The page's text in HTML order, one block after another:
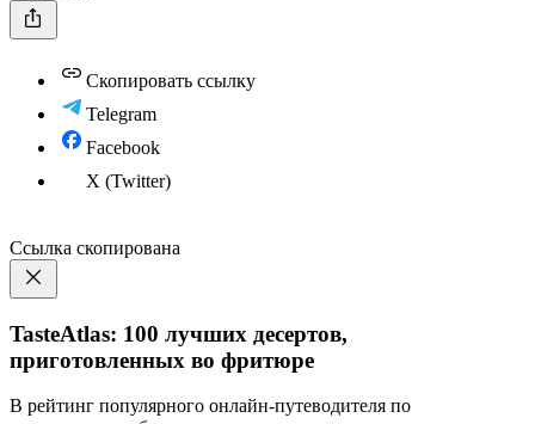
Скопировать ссылку
Telegram
Facebook
X (Twitter)
Ссылка скопирована
TasteAtlas: 100 лучших десертов,
приготовленных во фритюре
В рейтинг популярного онлайн-путеводителя по